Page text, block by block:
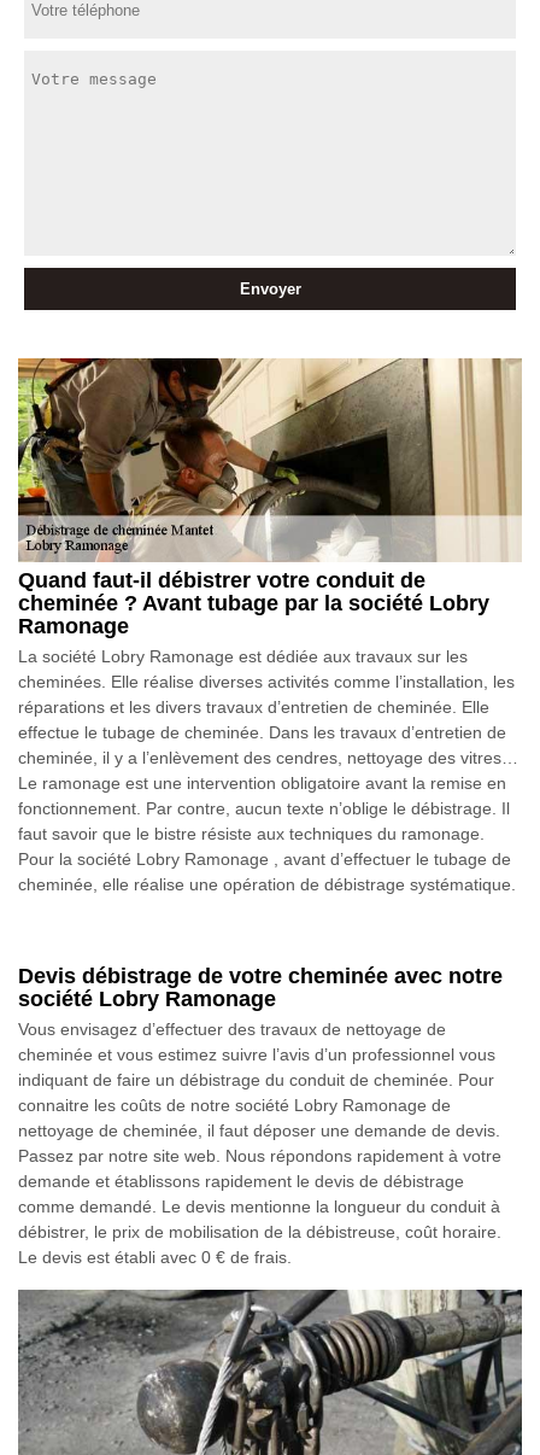
Quand faut-il débistrer votre conduit de
cheminée ? Avant tubage par la société Lobry
Ramonage
La société Lobry Ramonage est dédiée aux travaux sur les
cheminées. Elle réalise diverses activités comme l’installation, les
réparations et les divers travaux d’entretien de cheminée. Elle
effectue le tubage de cheminée. Dans les travaux d’entretien de
cheminée, il y a l’enlèvement des cendres, nettoyage des vitres…
Le ramonage est une intervention obligatoire avant la remise en
fonctionnement. Par contre, aucun texte n’oblige le débistrage. Il
faut savoir que le bistre résiste aux techniques du ramonage.
Pour la société Lobry Ramonage , avant d’effectuer le tubage de
cheminée, elle réalise une opération de débistrage systématique.
Devis débistrage de votre cheminée avec notre
société Lobry Ramonage
Vous envisagez d’effectuer des travaux de nettoyage de
cheminée et vous estimez suivre l’avis d’un professionnel vous
indiquant de faire un débistrage du conduit de cheminée. Pour
connaitre les coûts de notre société Lobry Ramonage de
nettoyage de cheminée, il faut déposer une demande de devis.
Passez par notre site web. Nous répondons rapidement à votre
demande et établissons rapidement le devis de débistrage
comme demandé. Le devis mentionne la longueur du conduit à
débistrer, le prix de mobilisation de la débistreuse, coût horaire.
Le devis est établi avec 0 € de frais.